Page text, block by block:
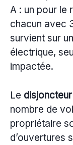
A : un pour le
chacun avec
survient sur
électrique,
impactée.
Le
nombre de
propriétaire
d’ouvertures